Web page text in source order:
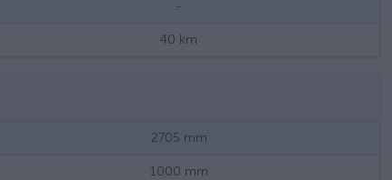
-
40 km
2705 mm
1000 mm